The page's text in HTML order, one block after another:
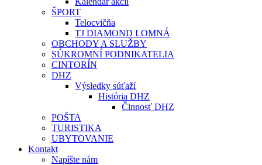
ŠPORT
Telocvičňa
TJ DIAMOND LOMNÁ
OBCHODY A SLUŽBY
SÚKROMNÍ PODNIKATELIA
CINTORÍN
DHZ
Výsledky súťaží
História DHZ
Činnosť DHZ
POŠTA
TURISTIKA
UBYTOVANIE
Kontakt
Napíšte nám